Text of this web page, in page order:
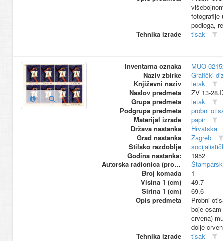
fotografije
podloga,
Tehnika izrade
tisak
Inventarna oznaka
MUO-
Naziv zbirke
Grafički
Književni naziv
letak
Naslov predmeta
ZV 13-
Grupa predmeta
letak
Podgrupa predmeta
probni
Materijal izrade
papir
Država nastanka
Hrvatska
Grad nastanka
Zagreb
Stilsko razdoblje
Godina nastanka:
1952
Autorska radionica (proizvođač)
Broj komada
1
Visina 1 (cm)
49.7
Širina 1 (cm)
69.6
Opis predmeta
Probni
boje
crvena)
dolje
Tehnika izrade
tisak